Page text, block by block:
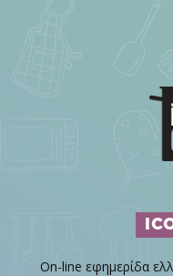
On-line εφημερίδα